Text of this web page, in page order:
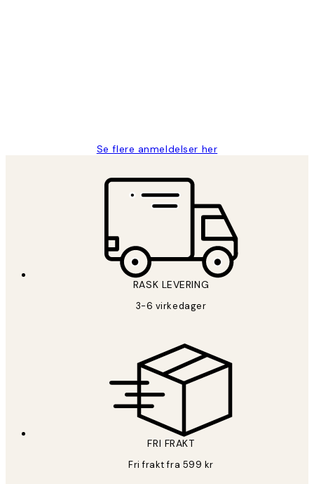
Se flere anmeldelser her
RASK LEVERING
3-6 virkedager
FRI FRAKT
Fri frakt fra 599 kr